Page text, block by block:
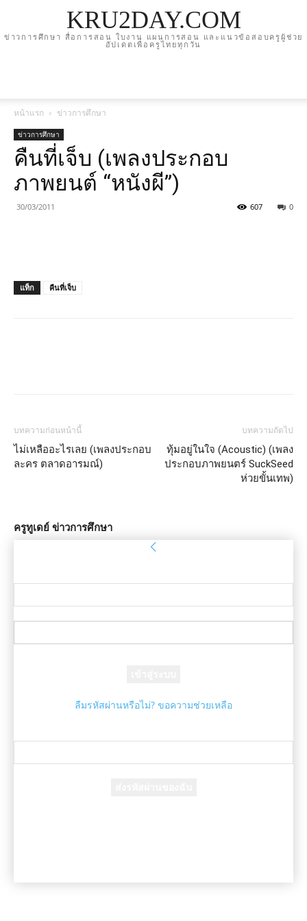
KRU2DAY.COM
ข่าวการศึกษา สื่อการสอน ใบงาน แผนการสอน และแนวข้อสอบครูผู้ช่วย
อัปเดตเพื่อครูไทยทุกวัน
หน้าแรก ข่าวการศึกษา
ข่าวการศึกษา
คืนที่เจ็บ (เพลงประกอบ
ภาพยนต์ “หนังผี”)
30/03/2011 0
607
แท็ก คืนที่เจ็บ
บทความก่อนหน้านี้
ไม่เหลืออะไรเลย (เพลงประกอบ
ละคร ตลาดอารมณ์)
บทความถัดไป
ทุ้มอยู่ในใจ (Acoustic) (เพลง
ประกอบภาพยนตร์ SuckSeed
ห่วยขั้นเทพ)
ครูทูเดย์ ข่าวการศึกษา
ลืมรหัสผ่านหรือไม่? ขอความช่วยเหลือ